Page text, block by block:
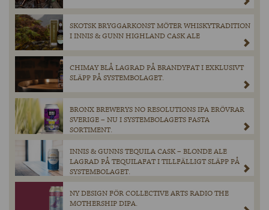
SKOTSK BRYGGARKONST MÖTER WHISKYTRADITION
I INNIS & GUNN HIGHLAND CASK ALE
CHIMAY BLÅ LAGRAD PÅ BRANDYFAT I EXKLUSIVT
SLÄPP PÅ SYSTEMBOLAGET.
BRONX BREWERYS NO RESOLUTIONS IPA ERÖVRAR
SVERIGE – NU I SYSTEMBOLAGETS FASTA
SORTIMENT.
INNIS & GUNNS TEQUILA CASK – BLONDE ALE
LAGRAD PÅ TEQUILAFAT I TILLFÄLLIGT SLÄPP PÅ
SYSTEMBOLAGET.
NY DESIGN FÖR COLLECTIVE ARTS RADIO THE
MOTHERSHIP DIPA.